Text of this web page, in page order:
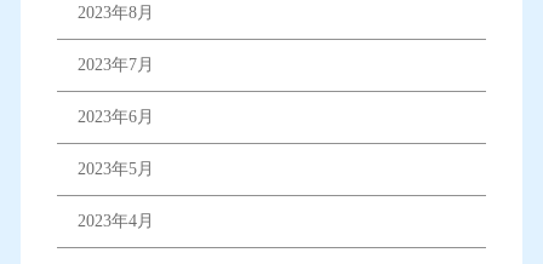
2023年8月
2023年7月
2023年6月
2023年5月
2023年4月